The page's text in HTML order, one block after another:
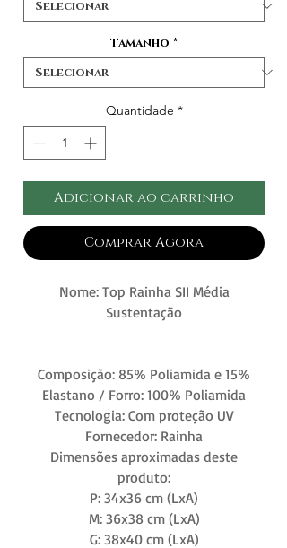
Tamanho *
Quantidade *
Adicionar ao carrinho
Comprar Agora
Nome: Top Rainha SII Média
Sustentação
Composição: 85% Poliamida e 15%
Elastano / Forro: 100% Poliamida
Tecnologia: Com proteção UV
Fornecedor: Rainha
Dimensões aproximadas deste
produto:
P: 34x36 cm (LxA)
M: 36x38 cm (LxA)
G: 38x40 cm (LxA)